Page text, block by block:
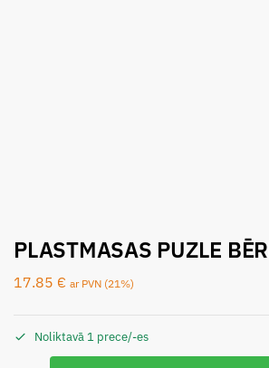
PLASTMASAS PUZLE
17.85 € ar PVN (21%)
Noliktavā 1 prece/-es